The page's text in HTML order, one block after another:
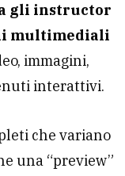
gli instructor
multimediali
immagini,
interattivi.
che variano
una “preview”